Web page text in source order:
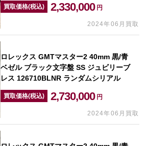
買取価格(税込) 2,330,000 円
2024年06月買取
ロレックス GMTマスター2 40mm 黒/青
ベゼル ブラック文字盤 SS ジュビリーブ
レス 126710BLNR ランダムシリアル
買取価格(税込) 2,730,000 円
2024年06月買取